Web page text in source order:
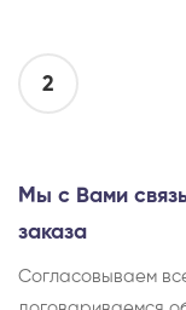
2
Мы с Вами
заказа
Согласовываем